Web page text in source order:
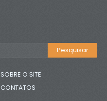
SOBRE O SITE
CONTATOS